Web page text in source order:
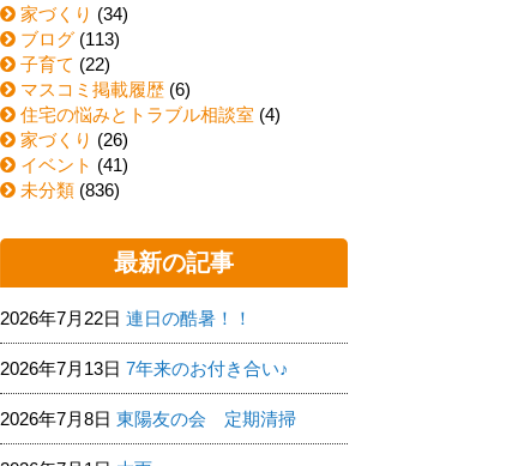
家づくり (34)
ブログ (113)
子育て (22)
マスコミ掲載履歴 (6)
住宅の悩みとトラブル相談室 (4)
家づくり (26)
イベント (41)
未分類 (836)
最新の記事
2026年7月22日 連日の酷暑！！
2026年7月13日 7年来のお付き合い♪
2026年7月8日 東陽友の会 定期清掃